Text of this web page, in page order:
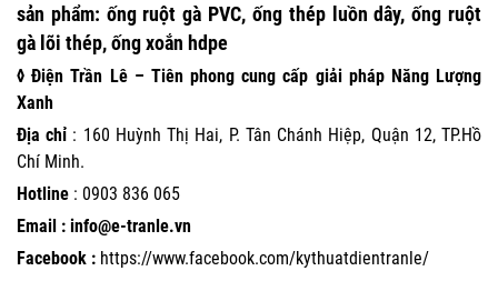
sản phẩm: ống ruột gà PVC, ống thép luồn dây, ống ruột
gà lõi thép, ống xoắn hdpe
◊ Điện Trần Lê – Tiên phong cung cấp giải pháp Năng Lượng
Xanh
Địa chỉ : 160 Huỳnh Thị Hai, P. Tân Chánh Hiệp, Quận 12, TP.Hồ
Chí Minh.
Hotline : 0903 836 065
Email : info@e-tranle.vn
Facebook : https://www.facebook.com/kythuatdientranle/